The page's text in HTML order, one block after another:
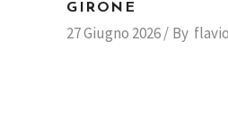
GIRONE
27 Giugno 2026 By